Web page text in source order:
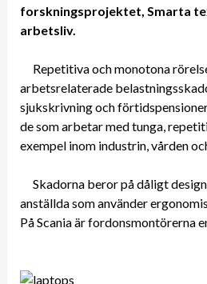
forskningsprojektet, Smarta
arbetsliv.
Repetitiva och monotona
arbetsrelaterade
sjukskrivning och
de som arbetar med tunga,
exempel inom industrin, vården
Skadorna beror på dåligt
anställda som använder
På Scania är fordonsmontörerna